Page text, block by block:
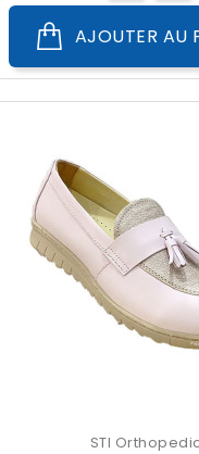
AJOUTER AU
STI